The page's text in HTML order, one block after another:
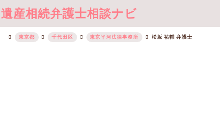
遺産相続弁護士相談ナビ
東京都 千代田区 東京平河法律事務所 松坂 祐輔 弁護士